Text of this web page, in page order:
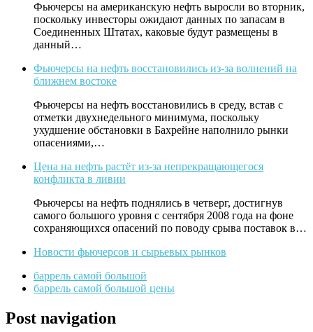
Фьючерсы на американскую нефть выросли во вторник,
поскольку инвесторы ожидают данных по запасам в
Соединенных Штатах, каковые будут размещены в
данный…
Фьючерсы на нефть восстановились из-за волнений на
ближнем востоке
Фьючерсы на нефть восстановились в среду, встав с
отметки двухнедельного минимума, поскольку
ухудшение обстановки в Бахрейне наполнило рынки
опасениями,…
Цена на нефть растёт из-за непрекращающегося
конфликта в ливии
Фьючерсы на нефть поднялись в четверг, достигнув
самого большого уровня с сентября 2008 года на фоне
сохраняющихся опасений по поводу срыва поставок в…
Новости фьючерсов и сырьевых рынков
баррель самой большой
баррель самой большой цены
Post navigation